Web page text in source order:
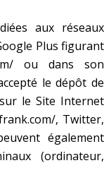
aux réseaux
Plus figurant
ou dans son
le dépôt de
le Site Internet
, Twitter,
également
(ordinateur,